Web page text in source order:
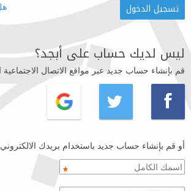
ليس لديك حساب على أبجد؟
قم بإنشاء حساب جديد عبر مواقع الاتصال الاجتماعية
أو قم بإنشاء حساب جديد باستخدام بريدك الالكتروني